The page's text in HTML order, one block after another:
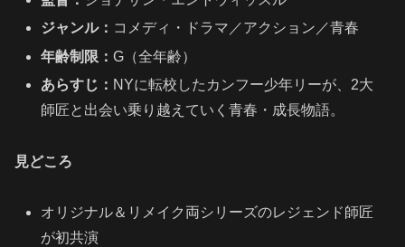
ジャンル： コメディ・ドラマ／アクション／青春
年齢制限：G（全年齢）
あらすじ： NYに転校したカンフー少年リーが、2大
師匠と出会い乗り越えていく青春・成長物語。
見どころ
オリジナル＆リメイク両シリーズのレジェンド師匠
が初共演